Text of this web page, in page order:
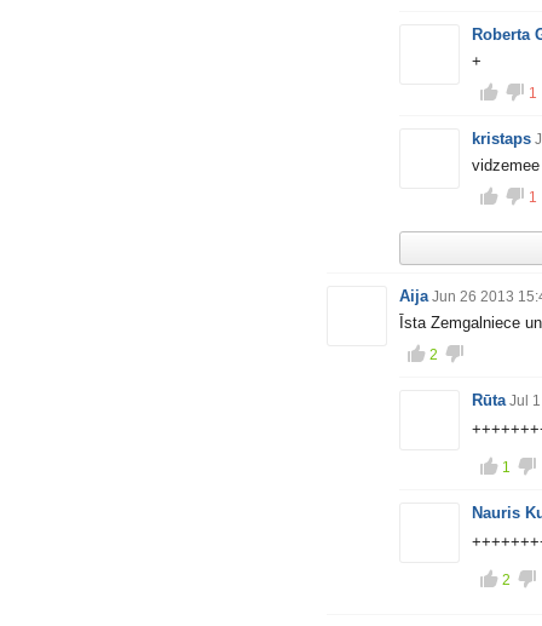
Roberta
+
1
kristaps
1
Aija Jun 26 2013
Īsta Zemgalniece
2
Rūta Jul
1
Nauris
2